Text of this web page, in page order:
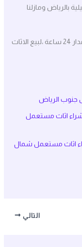
بالرياض ومازلنا
على مدار 24 ساعة ،لبيع الاثاث
جنوب الرياض
اثاث مستعمل
اثاث مستعمل شمال
التالي